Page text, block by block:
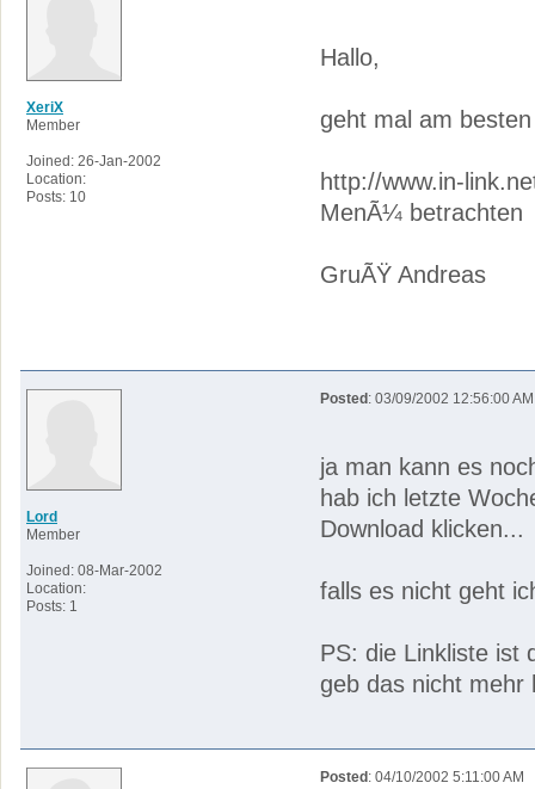
XeriX
Member
Joined: 26-Jan-2002
Location:
Posts: 10
Hallo,
geht mal am
http://www.in-
MenÃ¼ betrachten
GruÃŸ Andreas
Lord
Member
Joined: 08-Mar-2002
Location:
Posts: 1
Posted : 03/09/2002 12:56:00 AM
ja man kann es
hab ich letzte
Download klicken...
falls es nicht geht
PS: die Linkliste ist
geb das nicht mehr
Posted : 04/10/2002 5:11:00 AM